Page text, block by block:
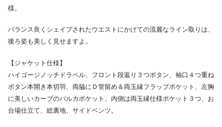
様。
バランス良くシェイプされたウエストにかけての流麗なライン取りは、
後ろ姿も美しく見せますよ。
【ジャケット仕様】
ハイゴージノッチドラペル、フロント段返り３つボタン、袖口４つ重ね
ボタン本開き本切羽、両脇にＤ管留め＆両玉縁フラップポケット、左胸
に美しいカーブのバルカポケット、内側は両玉縁仕様ポケット３つ、お
台場仕立て、総裏地、サイドベンツ。